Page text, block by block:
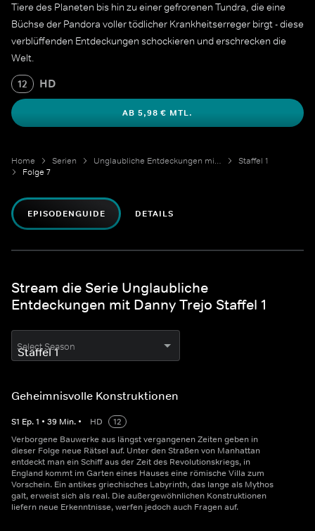
Tiere des Planeten bis hin zu einer gefrorenen Tundra, die eine
Büchse der Pandora voller tödlicher Krankheitserreger birgt - diese
verblüffenden Entdeckungen schockieren und erschrecken die
Welt.
12 HD
AB 5,98 € MTL.
Home Serien Unglaubliche Entdeckungen mit Danny Trejo
Staffel 1
Folge 7
EPISODENGUIDE DETAILS
Stream die Serie Unglaubliche
Entdeckungen mit Danny Trejo Staffel 1
Select Season
Geheimnisvolle Konstruktionen
S1 Ep.1 • 39 Min. • HD
12
Verborgene Bauwerke aus längst vergangenen Zeiten geben in
dieser Folge neue Rätsel auf. Unter den Straßen von Manhattan
entdeckt man ein Schiff aus der Zeit des Revolutionskriegs, in
England kommt im Garten eines Hauses eine römische Villa zum
Vorschein. Ein antikes griechisches Labyrinth, das lange als Mythos
galt, erweist sich als real. Die außergewöhnlichen Konstruktionen
liefern neue Erkenntnisse, werfen jedoch auch Fragen auf.